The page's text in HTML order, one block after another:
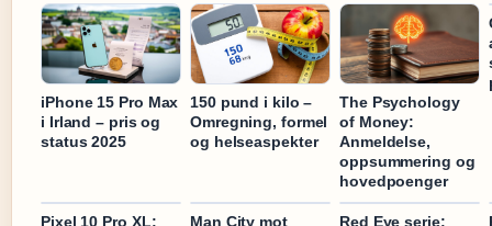
iPhone 15 Pro Max
i Irland – pris og
status 2025
150 pund i kilo –
Omregning, formel
og helseaspekter
The Psychology
of Money:
Anmeldelse,
oppsummering og
hovedpoenger
Pixel 10 Pro XL:
Man City mot
Red Eye serie: